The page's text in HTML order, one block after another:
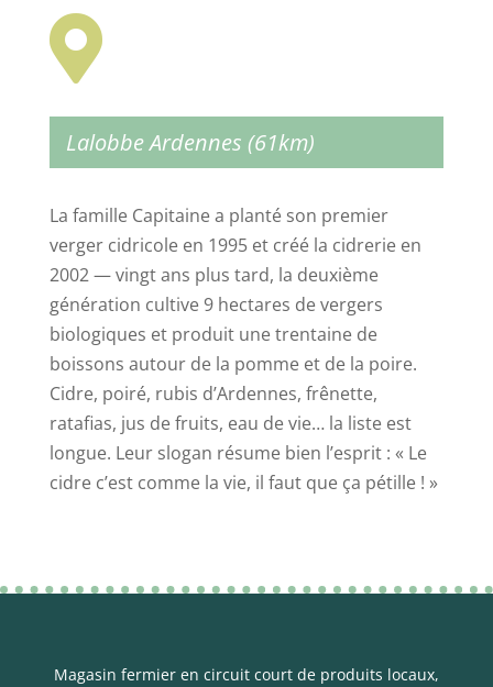

LalobbeArdennes (61km)
La famille Capitaine a planté son premier
verger cidricole en 1995 et créé la cidrerie en
2002 — vingt ans plus tard, la deuxième
génération cultive 9 hectares de vergers
biologiques et produit une trentaine de
boissons autour de la pomme et de la poire.
Cidre, poiré, rubis d’Ardennes, frênette,
ratafias, jus de fruits, eau de vie… la liste est
longue. Leur slogan résume bien l’esprit : « Le
cidre c’est comme la vie, il faut que ça pétille ! »
Magasin fermier en circuit court de produits locaux,